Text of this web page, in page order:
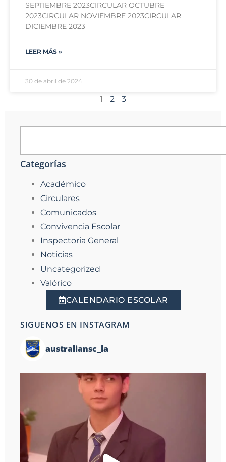
SEPTIEMBRE 2023CIRCULAR OCTUBRE
2023CIRCULAR NOVIEMBRE 2023CIRCULAR
DICIEMBRE 2023
LEER MÁS »
30 de abril de 2024
1 2 3
Categorías
Académico
Circulares
Comunicados
Convivencia Escolar
Inspectoria General
Noticias
Uncategorized
Valórico
CALENDARIO ESCOLAR
SIGUENOS EN INSTAGRAM
australiansc_la